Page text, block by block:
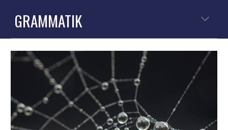
GRAMMATIK